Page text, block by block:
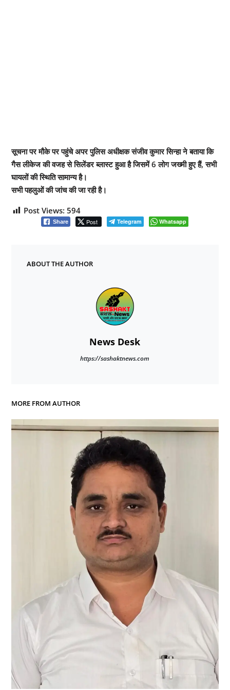
सूचना पर मौके पर पहुंचे अपर पुलिस अधीक्षक संजीव कुमार सिन्हा ने बताया कि
गैस लीकेज की वजह से सिलेंडर ब्लास्ट हुआ है जिसमें 6 लोग जख्मी हुए हैं, सभी
घायलों की स्थिति सामान्य है।
सभी पहलुओं की जांच की जा रही है।
Post Views: 594
Share Post Telegram Whatsapp
ABOUT THE AUTHOR
News Desk
https://sashaktnews.com
MORE FROM AUTHOR